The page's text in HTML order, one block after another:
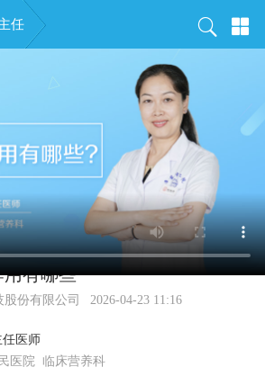
任
有哪些
份有限公司 2026-04-23 11:16
任医师
医院 临床营养科